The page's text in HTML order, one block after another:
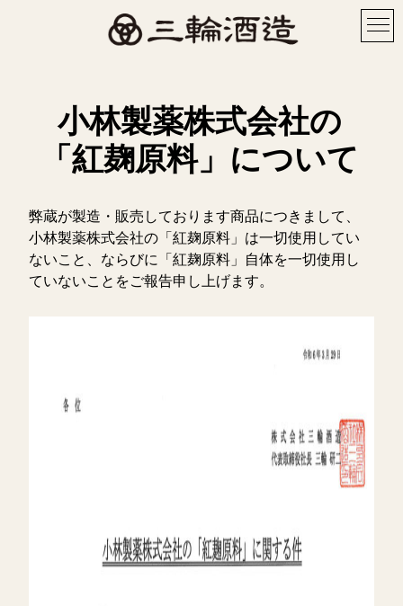
小林製薬株式会社の
「紅麹原料」について
弊蔵が製造・販売しております商品につきまして、
小林製薬株式会社の「紅麹原料」は一切使用してい
ないこと、ならびに「紅麹原料」自体を一切使用し
ていないことをご報告申し上げます。